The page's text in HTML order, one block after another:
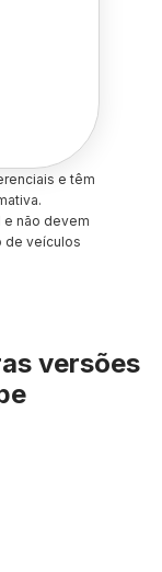
e têm
não devem
de veículos
versões